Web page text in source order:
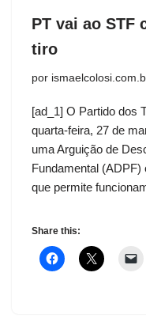
PT vai ao STF
tiro
por
[ad_1] O Partido dos
quarta-feira, 27 de
uma Arguição de
Fundamental (ADPF)
que permite
Share this: